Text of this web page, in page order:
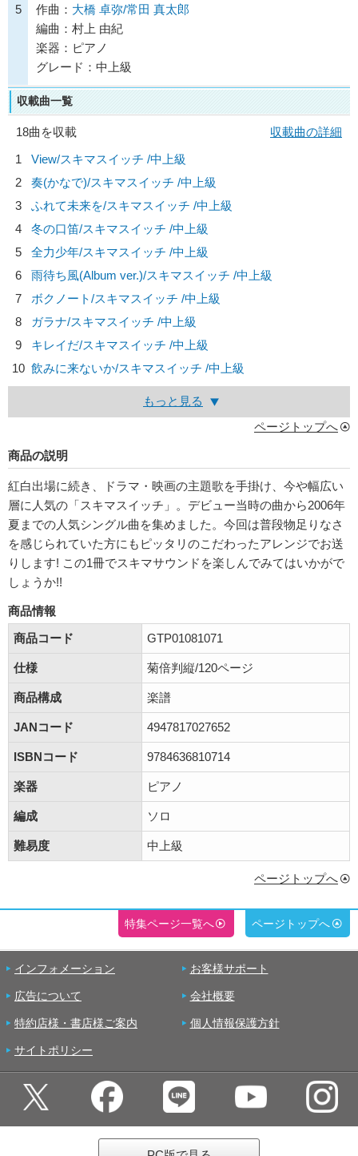
5
作曲： 大橋 卓弥/常田 真太郎
編曲：村上 由紀
楽器：ピアノ
グレード：中上級
収載曲一覧
18曲を収載
収載曲の詳細
1
View/スキマスイッチ /中上級
2
奏(かなで)/スキマスイッチ /中上級
3
ふれて未来を/スキマスイッチ /中上級
4
冬の口笛/スキマスイッチ /中上級
5
全力少年/スキマスイッチ /中上級
6
雨待ち風(Album ver.)/スキマスイッチ /中上級
7
ボクノート/スキマスイッチ /中上級
8
ガラナ/スキマスイッチ /中上級
9
キレイだ/スキマスイッチ /中上級
10 飲みに来ないか/スキマスイッチ /中上級
もっと見る
ページトップへ
商品の説明
紅白出場に続き、ドラマ・映画の主題歌を手掛け、今や幅広い
層に人気の「スキマスイッチ」。デビュー当時の曲から2006年
夏までの人気シングル曲を集めました。今回は普段物足りなさ
を感じられていた方にもピッタリのこだわったアレンジでお送
りします! この1冊でスキマサウンドを楽しんでみてはいかがで
しょうか!!
商品情報
商品コード
GTP01081071
仕様 菊倍判縦/120ページ
商品構成 楽譜
JANコード 4947817027652
ISBNコード 9784636810714
楽器 ピアノ
編成 ソロ
難易度 中上級
ページトップへ
特集ページ一覧へ ページトップへ
インフォメーション お客様サポート
広告について 会社概要
特約店様・書店様ご案内 個人情報保護方針
サイトポリシー